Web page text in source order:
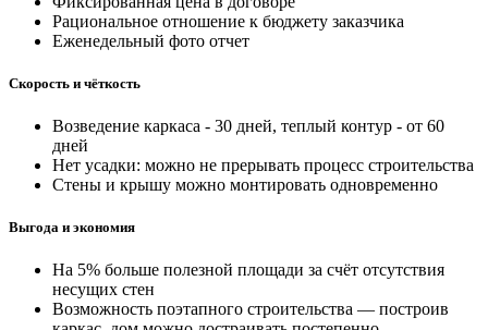
Рациональное отношение к бюджету заказчика
Еженедельный фото отчет
Скорость и чёткость
Возведение каркаса - 30 дней, теплый контур - от 60
дней
Нет усадки: можно не прерывать процесс строительства
Стены и крышу можно монтировать одновременно
Выгода и экономия
На 5% больше полезной площади за счёт отсутствия
несущих стен
Возможность поэтапного строительства — построив